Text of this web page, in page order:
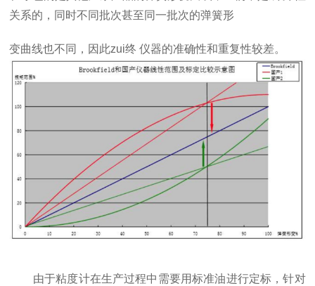
关系的，同时不同批次甚至同一批次的弹簧形
变曲线也不同，因此zui终 仪器的准确性和重复性较差。
​ ​由于粘度计在生产过程中需要用标准油进行定标，针对